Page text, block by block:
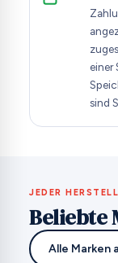
einer
sind
JEDER
Beliebte
Alle Marken